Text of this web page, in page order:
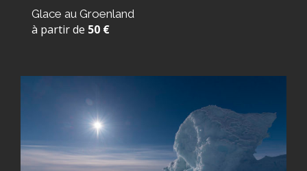
Glace au Groenland
à partir de 50 €